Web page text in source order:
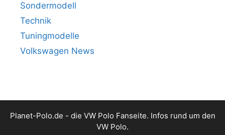
Sondermodell
Technik
Tuningmodelle
Volkswagen News
Planet-Polo.de - die VW Polo Fanseite. Infos rund um den
VW Polo.